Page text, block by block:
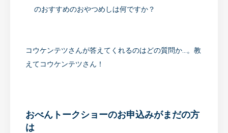
のおすすめのおやつめしは何ですか？
コウケンテツさんが答えてくれるのはどの質問か…。教
えてコウケンテツさん！
おべんトークショーのお申込みがまだの方
は